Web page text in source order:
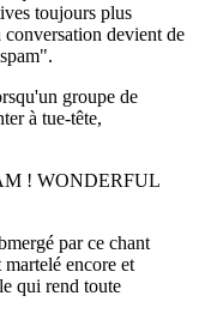
toujours plus
devient de
groupe de
à tue-tête,
! WONDERFUL
par ce chant
encore et
qui rend toute